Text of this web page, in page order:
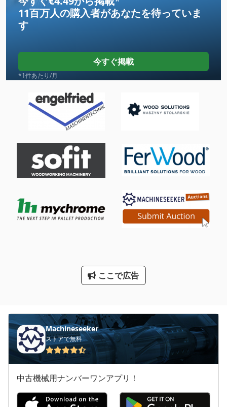
International 510
Kgs 1670
Ls 703
Meh 5 2 1 8 B
Na 3000
Tak 18
その他
ファン 送風機
工業用ミシン
11百万人の購入者があなたを待っていま
す
今すぐ掲載
*1件あたり/月
ここで広告
Machineseeker
ストアで無料
中古機械用ナンバーワンアプリ！